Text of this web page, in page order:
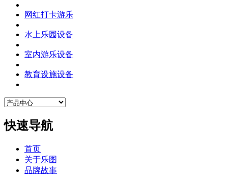
网红打卡游乐
水上乐园设备
室内游乐设备
教育设施设备
快速导航
首页
关于乐图
品牌故事